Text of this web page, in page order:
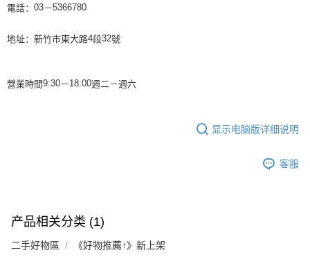
電話： 03－5366780
地址：新竹市東大路4段32號
營業時間9:30－18:00週二－週六
显示电脑版详细说明
客服
产品相关分类 (1)
二手好物區 《好物推薦↑》新上架